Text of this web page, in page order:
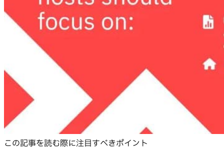
この記事を読む際に注目すべきポイント